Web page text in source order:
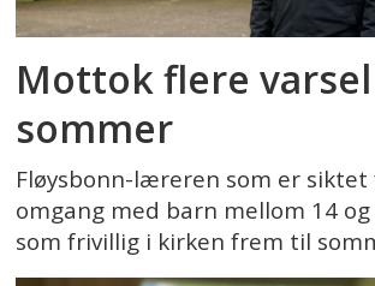
Mottok flere
sommer
Fløysbonn-læreren som er siktet
omgang med barn mellom 14
som frivillig i kirken frem til